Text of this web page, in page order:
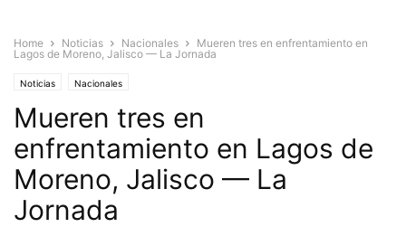
Home Noticias Nacionales
Mueren tres en enfrentamiento en
Lagos de Moreno, Jalisco — La Jornada
Noticias Nacionales
Mueren tres en
enfrentamiento en Lagos de
Moreno, Jalisco — La
Jornada